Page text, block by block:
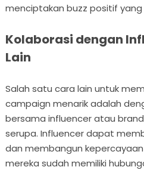
menciptakan buzz positif yang
Kolaborasi dengan
Lain
Salah satu cara lain untuk
campaign menarik adalah
bersama influencer atau
serupa. Influencer dapat
dan membangun
mereka sudah memiliki